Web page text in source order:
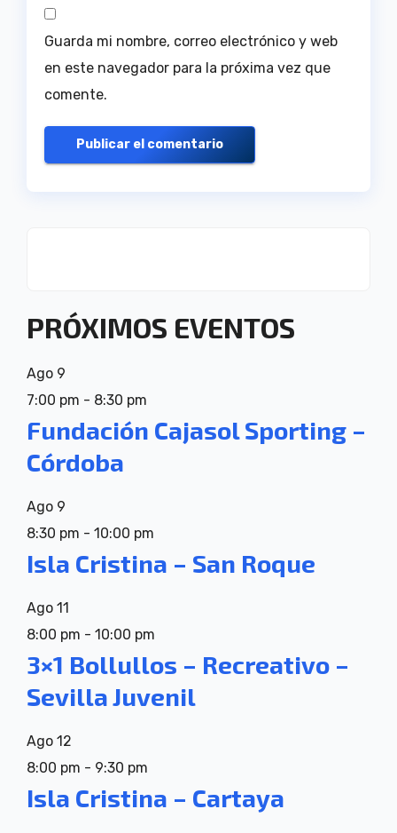
Guarda mi nombre, correo electrónico y web
en este navegador para la próxima vez que
comente.
PRÓXIMOS EVENTOS
Ago 9
7:00 pm - 8:30 pm
Fundación Cajasol Sporting –
Córdoba
Ago 9
8:30 pm - 10:00 pm
Isla Cristina – San Roque
Ago 11
8:00 pm - 10:00 pm
3×1 Bollullos – Recreativo –
Sevilla Juvenil
Ago 12
8:00 pm - 9:30 pm
Isla Cristina – Cartaya